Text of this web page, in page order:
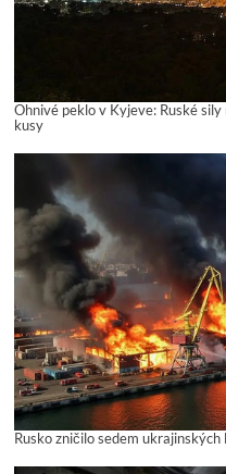
Ohnivé peklo v Kyjeve: Ruské
kusy
Rusko zničilo sedem ukrajinských